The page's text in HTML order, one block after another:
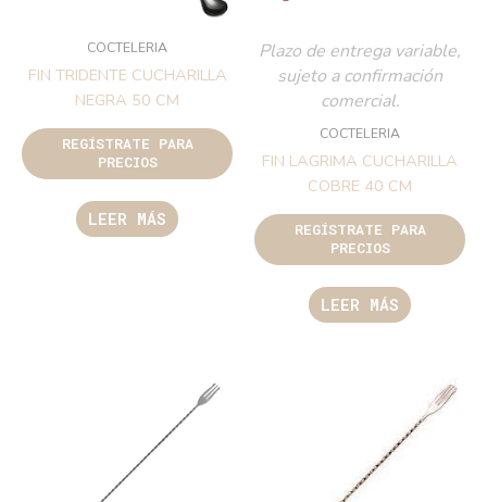
COCTELERIA
FIN TRIDENTE CUCHARILLA
NEGRA 50 CM
REGÍSTRATE PARA
PRECIOS
LEER MÁS
Plazo de entrega variable,
sujeto a confirmación
comercial.
COCTELERIA
FIN LAGRIMA CUCHARILLA
COBRE 40 CM
REGÍSTRATE PARA
PRECIOS
LEER MÁS